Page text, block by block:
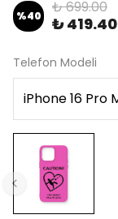
%40 ₺ 699.00
₺ 419.40
Telefon Modeli